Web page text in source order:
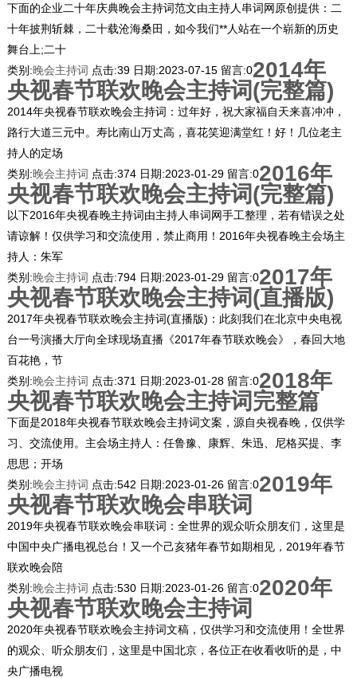
下面的企业二十年庆典晚会主持词范文由主持人串词网原创提供：二
十年披荆斩棘，二十载沧海桑田，如今我们**人站在一个崭新的历史
舞台上;二十
类别:晚会主持词 点击:39 日期:2023-07-15 留言:02014年
央视春节联欢晚会主持词(完整篇)
2014年央视春节联欢晚会主持词：过年好，祝大家福自天来喜冲冲，
路行大道三元中。寿比南山万丈高，喜花笑迎满堂红！好！几位老主
持人的定场
类别:晚会主持词 点击:374 日期:2023-01-29 留言:02016年
央视春节联欢晚会主持词(完整篇)
以下2016年央视春晚主持词由主持人串词网手工整理，若有错误之处
请谅解！仅供学习和交流使用，禁止商用！2016年央视春晚主会场主
持人：朱军
类别:晚会主持词 点击:794 日期:2023-01-29 留言:02017年
央视春节联欢晚会主持词(直播版)
2017年央视春节联欢晚会主持词(直播版)：此刻我们在北京中央电视
台一号演播大厅向全球现场直播《2017年春节联欢晚会》，春回大地
百花艳，节
类别:晚会主持词 点击:371 日期:2023-01-28 留言:02018年
央视春节联欢晚会主持词完整篇
下面是2018年央视春节联欢晚会主持词文案，源自央视春晚，仅供学
习、交流使用。主会场主持人：任鲁豫、康辉、朱迅、尼格买提、李
思思；开场
类别:晚会主持词 点击:542 日期:2023-01-26 留言:02019年
央视春节联欢晚会串联词
2019年央视春节联欢晚会串联词：全世界的观众听众朋友们，这里是
中国中央广播电视总台！又一个己亥猪年春节如期相见，2019年春节
联欢晚会陪
类别:晚会主持词 点击:530 日期:2023-01-26 留言:02020年
央视春节联欢晚会主持词
2020年央视春节联欢晚会主持词文稿，仅供学习和交流使用！全世界
的观众、听众朋友们，这里是中国北京，各位正在收看收听的是，中
央广播电视